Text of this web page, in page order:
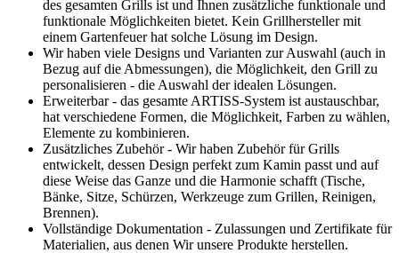
des gesamten Grills ist und Ihnen zusätzliche funktionale und
funktionale Möglichkeiten bietet. Kein Grillhersteller mit
einem Gartenfeuer hat solche Lösung im Design.
Wir haben viele Designs und Varianten zur Auswahl (auch in
Bezug auf die Abmessungen), die Möglichkeit, den Grill zu
personalisieren - die Auswahl der idealen Lösungen.
Erweiterbar - das gesamte ARTISS-System ist austauschbar,
hat verschiedene Formen, die Möglichkeit, Farben zu wählen,
Elemente zu kombinieren.
Zusätzliches Zubehör - Wir haben Zubehör für Grills
entwickelt, dessen Design perfekt zum Kamin passt und auf
diese Weise das Ganze und die Harmonie schafft (Tische,
Bänke, Sitze, Schürzen, Werkzeuge zum Grillen, Reinigen,
Brennen).
Vollständige Dokumentation - Zulassungen und Zertifikate für
Materialien, aus denen Wir unsere Produkte herstellen.